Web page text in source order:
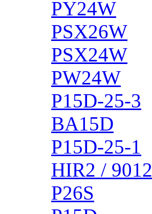
PY24W
PSX26W
PSX24W
PW24W
P15D-25-3
BA15D
P15D-25-1
HIR2 / 9012
P26S